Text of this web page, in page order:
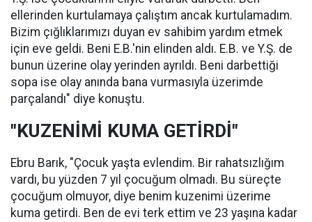
ellerinden kurtulamaya çalıştım ancak kurtulamadım.
Bizim çığlıklarımızı duyan ev sahibim yardım etmek
için eve geldi. Beni E.B.'nin elinden aldı. E.B. ve Y.Ş. de
bunun üzerine olay yerinden ayrıldı. Beni darbettiği
sopa ise olay anında bana vurmasıyla üzerimde
parçalandı" diye konuştu.
"KUZENİMİ KUMA GETİRDİ"
Ebru Barık, "Çocuk yaşta evlendim. Bir rahatsızlığım
vardı, bu yüzden 7 yıl çocuğum olmadı. Bu süreçte
çocuğum olmuyor, diye benim kuzenimi üzerime
kuma getirdi. Ben de evi terk ettim ve 23 yaşına kadar